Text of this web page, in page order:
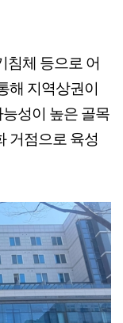
침체 등으로 어
해 지역상권이
성이 높은 골목
거점으로 육성